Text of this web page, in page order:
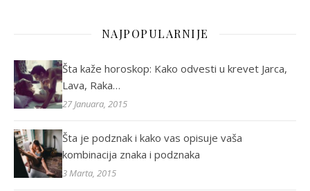
NAJPOPULARNIJE
Šta kaže horoskop: Kako odvesti u krevet Jarca,
Lava, Raka…
27 Januara, 2015
Šta je podznak i kako vas opisuje vaša
kombinacija znaka i podznaka
3 Marta, 2015